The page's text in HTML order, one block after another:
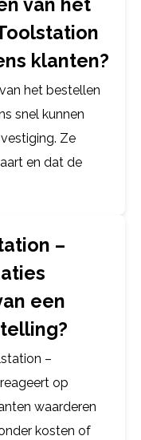
van het
klanten?
het bestellen
snel kunnen
Ze
en dat de
–
een
–
op
waarderen
kosten of